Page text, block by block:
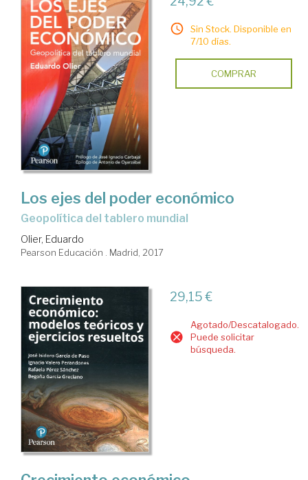
Sin Stock. Disponible en
7/10 días.
COMPRAR
Los ejes del poder económico
geopolítica del tablero mundial
Olier, Eduardo
Pearson Educación . Madrid, 2017
29,15 €
Agotado/Descatalogado.
Puede solicitar
búsqueda.